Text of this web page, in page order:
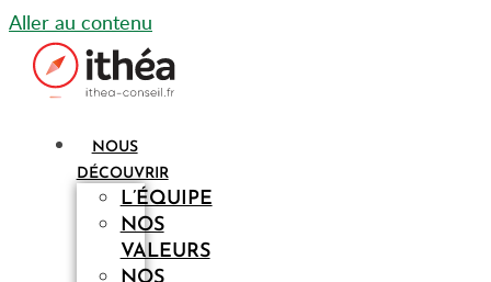
Aller au contenu
NOUS
DÉCOUVRIR
L’ÉQUIPE
NOS
VALEURS